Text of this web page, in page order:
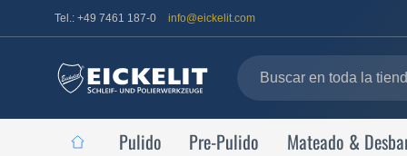
Tel.: +49 7461 187-0 info@eickelit.com
Pulido Pre-Pulido Mateado &